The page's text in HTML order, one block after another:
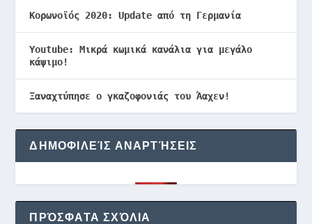
Κορωνοϊός 2020: Update από τη Γερμανία
Youtube: Μικρά κωμικά κανάλια για μεγάλο
κάψιμο!
Ξαναχτύπησε ο γκαζοφονιάς του Άαχεν!
ΔΗΜΟΦΙΛΕΊΣ ΑΝΑΡΤΉΣΕΙΣ
ΠΡΌΣΦΑΤΑ ΣΧΌΛΙΑ